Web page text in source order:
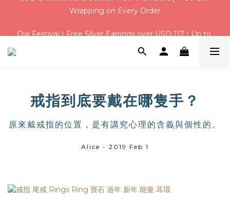
Qixi Festival！Free Silver Earrings over USD 117 | Up to
Qixi Festival！Free Silver Earrings over USD 117 | Up to
USD 6 Welcome Credit for New Members | Free Gift
USD 16 Off
戒指到底要戴在哪隻手？
原來戴戒指的位置，是有講究心理的含義與個性的。
Alice - 2019 Feb 1